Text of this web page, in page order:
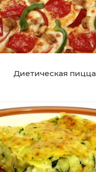
Диетическая пицца